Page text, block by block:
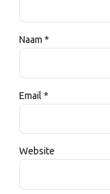
Naam *
Email *
Website